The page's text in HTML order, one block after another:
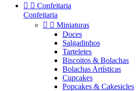
  Confeitaria
Confeitaria
  Miniaturas
Doces
Salgadinhos
Tarteletes
Biscoitos & Bolachas
Bolachas Artísticas
Cupcakes
Popcakes & Cakesicles